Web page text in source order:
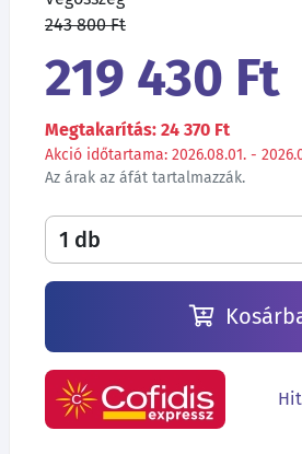
243 800 Ft
219 430 Ft
Megtakarítás: 24 370 Ft
Akció időtartama: 2026.08.01. -
Az árak az áfát tartalmazzák.